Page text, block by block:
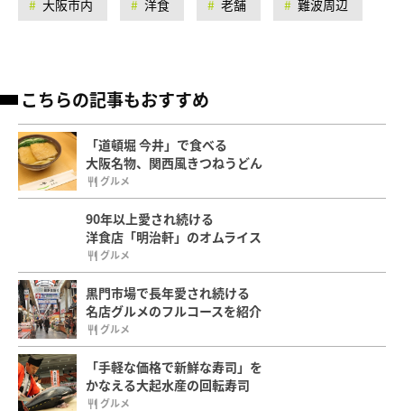
大阪市内 洋食 老舗 難波周辺
こちらの記事もおすすめ
「道頓堀 今井」で食べる
大阪名物、関西風きつねうどん
グルメ
90年以上愛され続ける
洋食店「明治軒」のオムライス
グルメ
黒門市場で長年愛され続ける
名店グルメのフルコースを紹介
グルメ
「手軽な価格で新鮮な寿司」を
かなえる大起水産の回転寿司
グルメ